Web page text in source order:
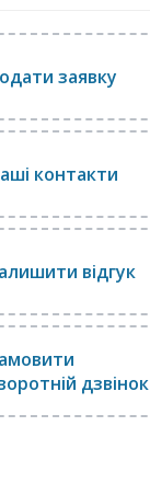
заявку
контакти
відгук
дзвінок